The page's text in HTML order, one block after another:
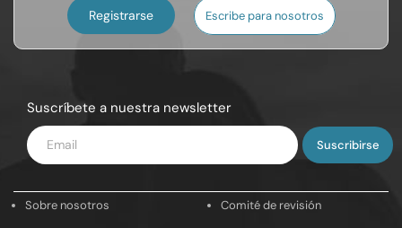
Registrarse Escribe para nosotros
Suscríbete a nuestra newsletter
Introduce
tu
Sobre nosotros Comité de revisión